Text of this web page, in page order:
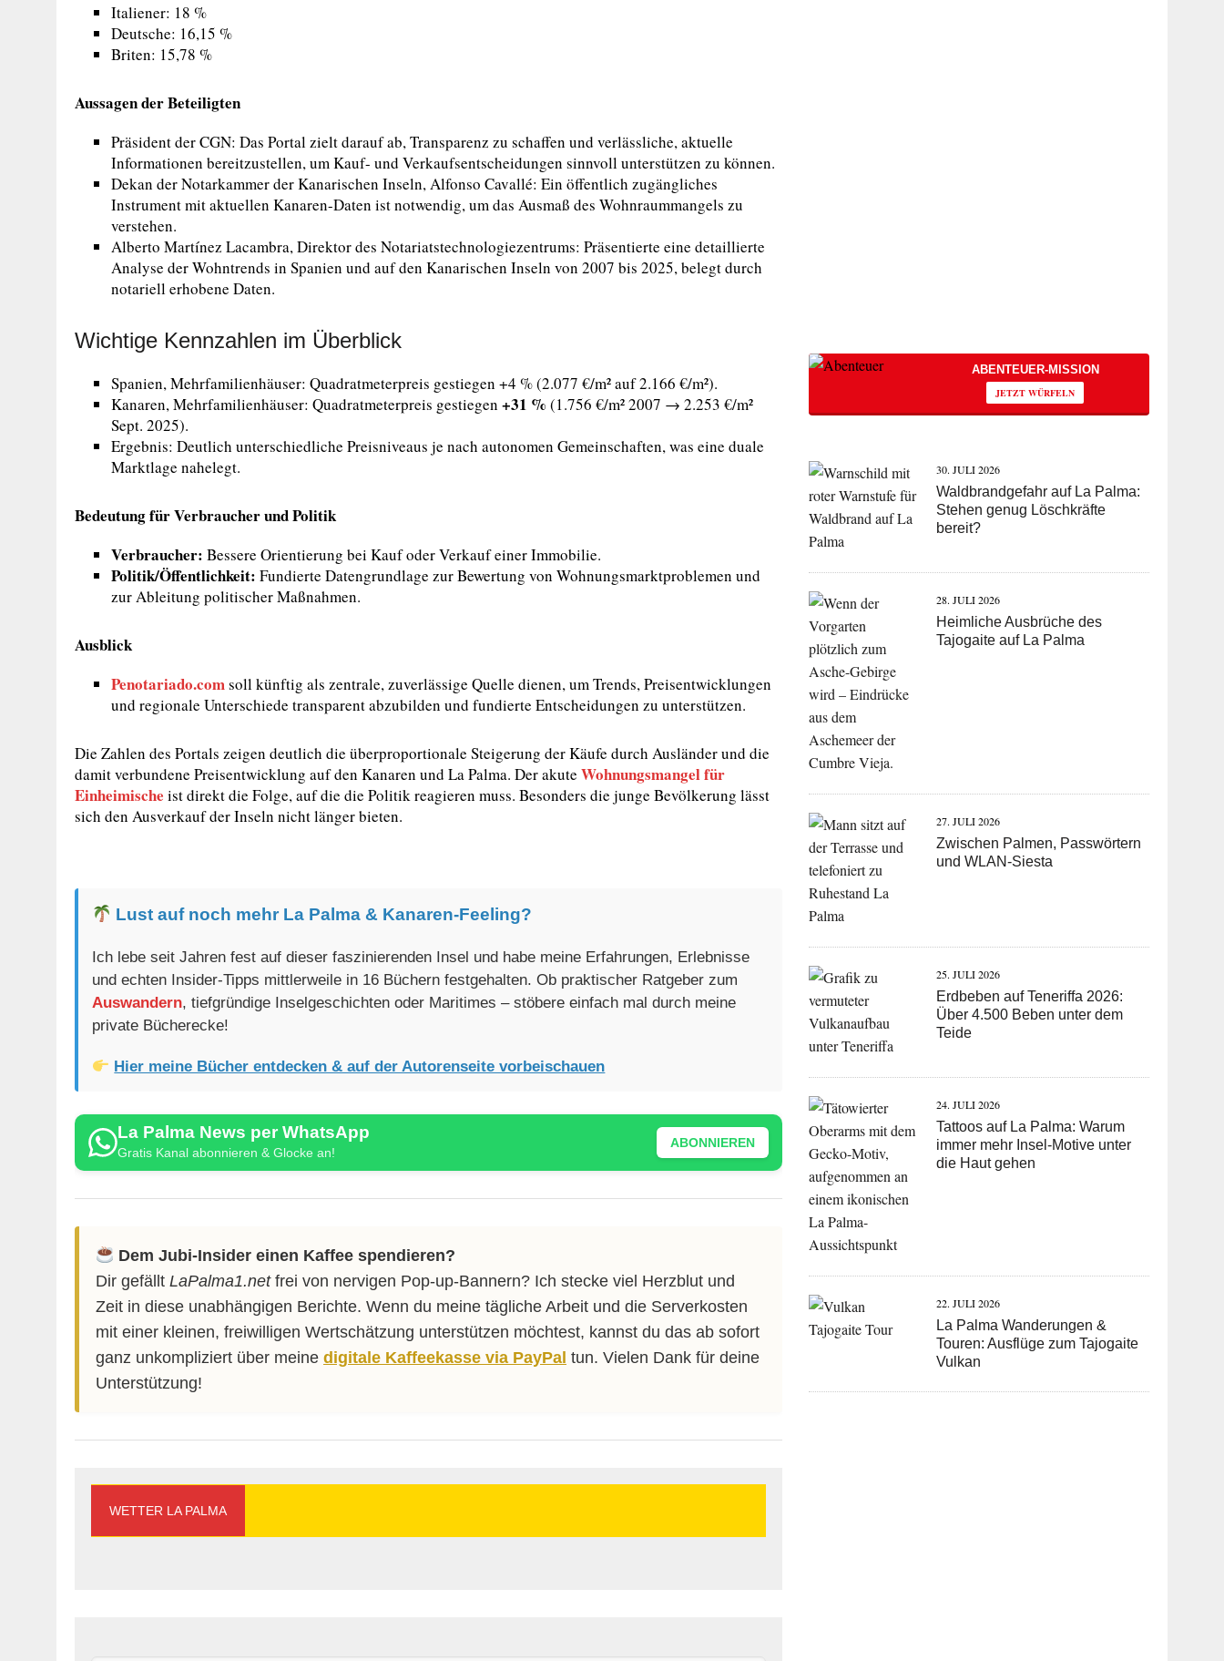
Italiener: 18 %
Deutsche: 16,15 %
Briten: 15,78 %
Aussagen der Beteiligten
Präsident der CGN: Das Portal zielt darauf ab, Transparenz zu schaffen und verlässliche, aktuelle
Informationen bereitzustellen, um Kauf- und Verkaufsentscheidungen sinnvoll unterstützen zu können.
Dekan der Notarkammer der Kanarischen Inseln, Alfonso Cavallé: Ein öffentlich zugängliches
Instrument mit aktuellen Kanaren-Daten ist notwendig, um das Ausmaß des Wohnraummangels zu
verstehen.
Alberto Martínez Lacambra, Direktor des Notariatstechnologiezentrums: Präsentierte eine detaillierte
Analyse der Wohntrends in Spanien und auf den Kanarischen Inseln von 2007 bis 2025, belegt durch
notariell erhobene Daten.
Wichtige Kennzahlen im Überblick
Spanien, Mehrfamilienhäuser: Quadratmeterpreis gestiegen +4 % (2.077 €/m² auf 2.166 €/m²).
Kanaren, Mehrfamilienhäuser: Quadratmeterpreis gestiegen +31 % (1.756 €/m² 2007 → 2.253 €/m²
Sept. 2025).
Ergebnis: Deutlich unterschiedliche Preisniveaus je nach autonomen Gemeinschaften, was eine duale
Marktlage nahelegt.
Bedeutung für Verbraucher und Politik
Verbraucher: Bessere Orientierung bei Kauf oder Verkauf einer Immobilie.
Politik/Öffentlichkeit: Fundierte Datengrundlage zur Bewertung von Wohnungsmarktproblemen und
zur Ableitung politischer Maßnahmen.
Ausblick
Penotariado.comsoll künftig als zentrale, zuverlässige Quelle dienen, um Trends, Preisentwicklungen
und regionale Unterschiede transparent abzubilden und fundierte Entscheidungen zu unterstützen.
Die Zahlen des Portals zeigen deutlich die überproportionale Steigerung der Käufe durch Ausländer und die
damit verbundene Preisentwicklung auf den Kanaren und La Palma. Der akute Wohnungsmangel für
Einheimische ist direkt die Folge, auf die die Politik reagieren muss. Besonders die junge Bevölkerung lässt
sich den Ausverkauf der Inseln nicht länger bieten.
Lust auf noch mehr La Palma & Kanaren-Feeling?
Ich lebe seit Jahren fest auf dieser faszinierenden Insel und habe meine Erfahrungen, Erlebnisse
und echten Insider-Tipps mittlerweile in 16 Büchern festgehalten. Ob praktischer Ratgeber zum
Auswandern, tiefgründige Inselgeschichten oder Maritimes – stöbere einfach mal durch meine
private Bücherecke!
Hier meine Bücher entdecken & auf der Autorenseite vorbeischauen
La Palma News per WhatsApp
Gratis Kanal abonnieren & Glocke an!
ABONNIEREN
Dem Jubi-Insider einen Kaffee spendieren?
Dir gefällt LaPalma1.netfrei von nervigen Pop-up-Bannern? Ich stecke viel Herzblut und
Zeit in diese unabhängigen Berichte. Wenn du meine tägliche Arbeit und die Serverkosten
mit einer kleinen, freiwilligen Wertschätzung unterstützen möchtest, kannst du das ab sofort
ganz unkompliziert über meine digitale Kaffeekasse via PayPal tun. Vielen Dank für deine
Unterstützung!
WETTER LA PALMA
ABENTEUER-MISSION
JETZT WÜRFELN
30. JULI 2026
Waldbrandgefahr auf La Palma:
Stehen genug Löschkräfte
bereit?
28. JULI 2026
Heimliche Ausbrüche des
Tajogaite auf La Palma
27. JULI 2026
Zwischen Palmen, Passwörtern
und WLAN-Siesta
25. JULI 2026
Erdbeben auf Teneriffa 2026:
Über 4.500 Beben unter dem
Teide
24. JULI 2026
Tattoos auf La Palma: Warum
immer mehr Insel-Motive unter
die Haut gehen
22. JULI 2026
La Palma Wanderungen &
Touren: Ausflüge zum Tajogaite
Vulkan